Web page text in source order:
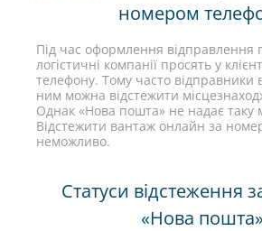
номером
Під час оформлення відправлення
логістичні компанії просять у
телефону. Тому часто
ним можна відстежити
Однак «Нова пошта» не надає таку
Відстежити вантаж онлайн за
неможливо.
Статуси відстеження
«Нова пошта»